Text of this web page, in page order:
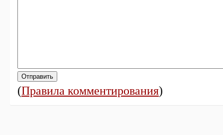
(Правила комментирования)